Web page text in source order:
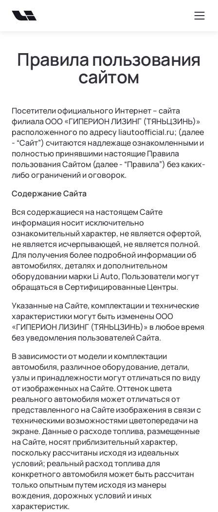
МОДЕЛИ
Ли Л6 | Li L6
Городской 5-местный кроссовер
ОТ 6 890 000 ₽
Подробнее
Ли Л7 | Li L7
Универсальный 5-местный кроссовер
ОТ 7 820 000 ₽
Подробнее
ПОКУПКА
Консультация
Тест-драйв
Найти дилера
Специальные предложения
Авто в наличии
ВЛАДЕНИЕ
Официальный сервис
Регламент ТО
ТЕХНОЛОГИИ
REEV-платформа
Умное пространство
Уникальная подвеска
Безопасность
Акустический комфорт (NVH)
Интеллектуальные ассистенты
Обновление ПО
Операционная система
О НАС
Бренд Ли Авто | Li Auto
Новости
СМИ о нас
Вопрос | ответ
Правила пользования
сайтом
Посетители официального Интернет – сайта
филиала ООО «ГИПЕРИОН ЛИЗИНГ (ТЯНЬЦЗИНЬ)»
расположенного по адресу liautoofficial.ru; (далее
- “Сайт”) считаются надлежаще ознакомленными и
полностью принявшими настоящие Правила
пользования Сайтом (далее - “Правила”) без каких-
либо ограничений и оговорок.
Содержание Сайта
Вся содержащиеся на настоящем Сайте
информация носит исключительно
ознакомительный характер, не является офертой,
не является исчерпывающей, не является полной.
Для получения более подробной информации об
автомобилях, деталях и дополнительном
оборудовании марки Li Auto, Пользователи могут
обращаться в Сертифицированные Центры.
Указанные на Сайте, комплектации и технические
характеристики могут быть изменены ООО
«ГИПЕРИОН ЛИЗИНГ (ТЯНЬЦЗИНЬ)» в любое время
без уведомления пользователей Сайта.
В зависимости от модели и комплектации
автомобиля, различное оборудование, детали,
узлы и принадлежности могут отличаться по виду
от изображенных на Сайте. Оттенок цвета
реального автомобиля может отличаться от
представленного на Сайте изображения в связи с
техническими возможностями цветопередачи на
экране. Данные о расходе топлива, размещенные
на Сайте, носят приблизительный характер,
поскольку рассчитаны исходя из идеальных
условий; реальный расход топлива для
конкретного автомобиля может быть рассчитан
только опытным путем исходя из манеры
вождения, дорожных условий и иных
характеристик.